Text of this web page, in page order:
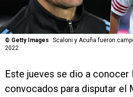
© Getty Images
Scaloni y Acuña fueron
2022.
Este jueves se dio a conocer
convocados para disputar el